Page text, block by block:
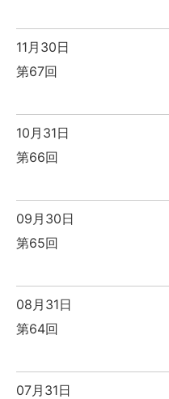
11月30日
第67回
10月31日
第66回
09月30日
第65回
08月31日
第64回
07月31日